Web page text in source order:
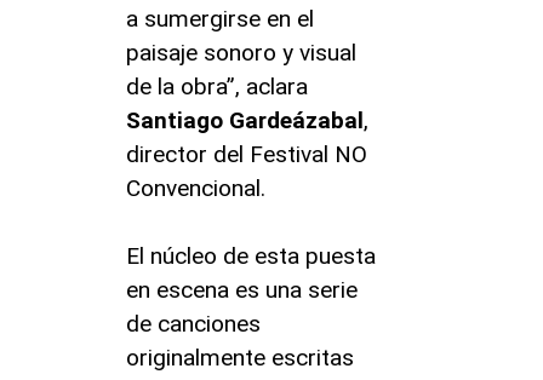
a sumergirse en el
paisaje sonoro y visual
de la obra”, aclara
Santiago Gardeázabal,
director del Festival NO
Convencional.
El núcleo de esta puesta
en escena es una serie
de canciones
originalmente escritas